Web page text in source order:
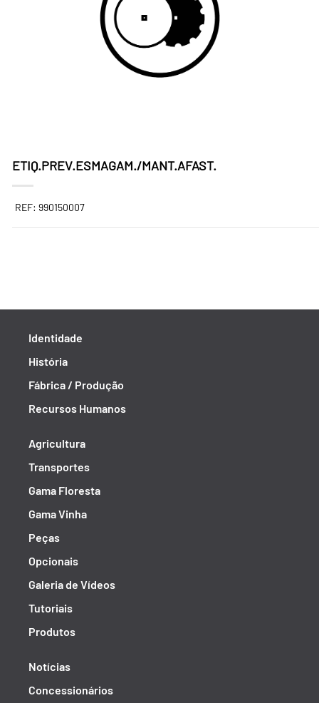
ETIQ.PREV.ESMAGAM./MANT.AFAST.
REF: 990150007
Identidade
História
Fábrica / Produção
Recursos Humanos
Agricultura
Transportes
Gama Floresta
Gama Vinha
Peças
Opcionais
Galeria de Vídeos
Tutoriais
Produtos
Notícias
Concessionários